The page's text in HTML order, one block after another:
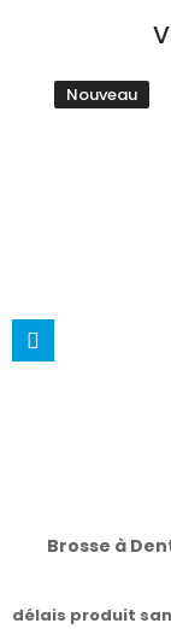
Nouveau
délais produit